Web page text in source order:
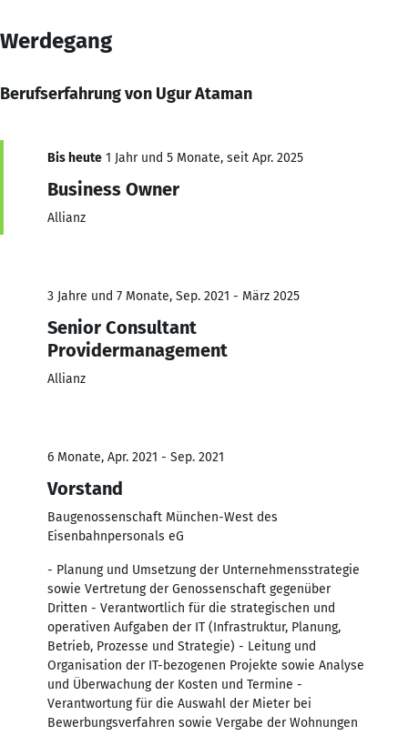
Werdegang
Berufserfahrung von Ugur Ataman
Bis heute 1 Jahr und 5 Monate, seit Apr. 2025
Business Owner
Allianz
3 Jahre und 7 Monate, Sep. 2021 - März 2025
Senior Consultant
Providermanagement
Allianz
6 Monate, Apr. 2021 - Sep. 2021
Vorstand
Baugenossenschaft München-West des
Eisenbahnpersonals eG
- Planung und Umsetzung der Unternehmensstrategie
sowie Vertretung der Genossenschaft gegenüber
Dritten - Verantwortlich für die strategischen und
operativen Aufgaben der IT (Infrastruktur, Planung,
Betrieb, Prozesse und Strategie) - Leitung und
Organisation der IT-bezogenen Projekte sowie Analyse
und Überwachung der Kosten und Termine -
Verantwortung für die Auswahl der Mieter bei
Bewerbungsverfahren sowie Vergabe der Wohnungen